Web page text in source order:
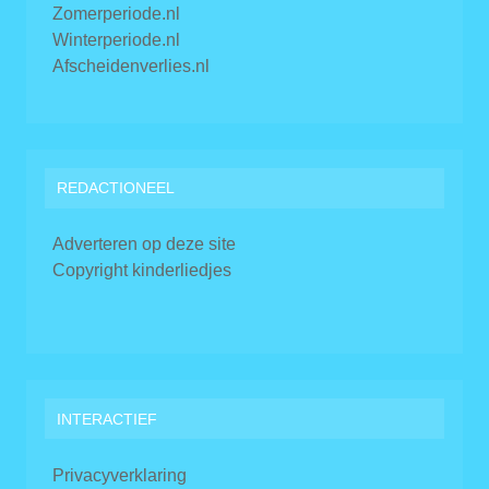
Zomerperiode.nl
Winterperiode.nl
Afscheidenverlies.nl
REDACTIONEEL
Adverteren op deze site
Copyright kinderliedjes
INTERACTIEF
Privacyverklaring